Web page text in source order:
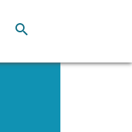
search